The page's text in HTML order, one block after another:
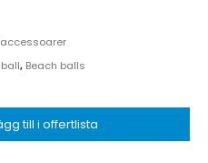
, Beach balls
till i offertlista